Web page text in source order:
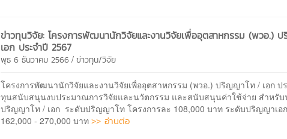
ข่าวทุนวิจัย: โครงการพัฒนานักวิจัยและงานวิจัยเพื่ออุตสาหกรรม (พวอ.)
เอก ประจำปี 2567
พุธ 6 ธันวาคม 2566 /ข่าวทุน/วิจัย
โครงการพัฒนานักวิจัยและงานวิจัยเพื่ออุตสาหกรรม (พวอ.) ปริญญาโท / เอก ป
ทุนสนับสนุนงบประมาณการวิจัยและนวัตกรรม และสนับสนุนค่าใช้จ่าย สำหรับ
ปริญญาโท / เอก ระดับปริญญาโท โครงการละ 108,000 บาท ระดับปริญญาเอ
162,000 - 270,000 บาท>> อ่านต่อ